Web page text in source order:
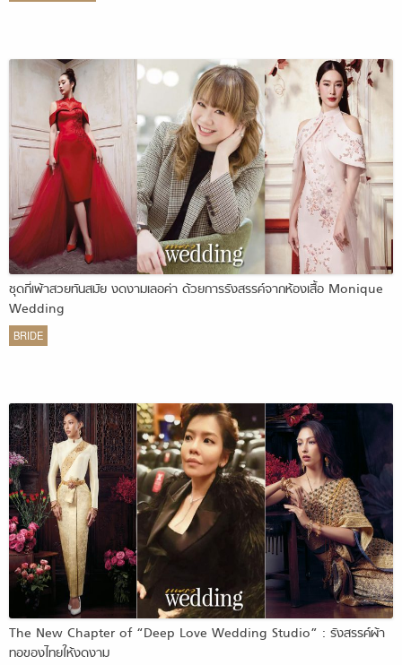
ชุดกี่เพ้าสวยทันสมัย งดงามเลอค่า ด้วยการรังสรรค์จากห้องเสื้อ Monique
Wedding
BRIDE
The New Chapter of “Deep Love Wedding Studio” : รังสรรค์ผ้า
ทอของไทยให้งดงาม